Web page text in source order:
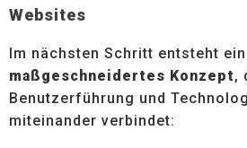
Websites
Im nächsten Schritt entsteht ein
maßgeschneidertes Konzept,
Benutzerführung und
miteinander verbindet: